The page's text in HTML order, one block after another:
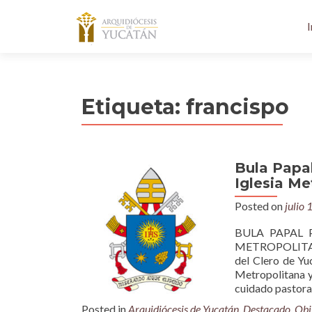
Etiqueta: francispo
Bula
Iglesia
Posted on julio
BULA PAPAL
del Clero de
Metropolitana
cuidado
Posted inArquidiócesis de Yucatán, Destacado,